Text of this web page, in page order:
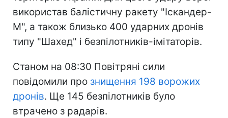
використав балістичну ракету "Іскандер-
М", а також близько 400 ударних дронів
типу "Шахед" і безпілотників-імітаторів.
Станом на 08:30 Повітряні сили
повідомили про знищення 198 ворожих
дронів. Ще 145 безпілотників було
втрачено з радарів.